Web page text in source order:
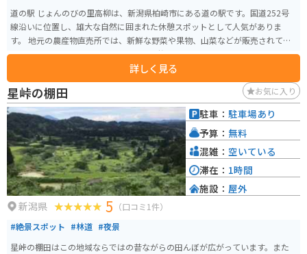
道の駅 じょんのびの里高柳は、新潟県柏崎市にある道の駅です。国道252号
線沿いに位置し、雄大な自然に囲まれた休憩スポットとして人気がありま
す。 地元の農産物直売所では、新鮮な野菜や果物、山菜などが販売されてお
り、お土産にもおすすめです。特に、高柳町特産の「とちおとめ」や「ル レ
クチエ」といったブランド苺は、甘みと酸味のバランスが良く、お土産に最
適です。 また、併設のレストランでは、地元の食材を使った料理を楽しむこ
とができます。おすすめは、手打ち蕎麦や山菜料理です。 バイクで訪れる場
合、道の駅には広い駐車場が完備されているので安心です。周辺には、美し
い渓谷美を眺められる「高柳グリーンパーク」や、温泉施設「じょんのび
館」など、観光スポットも充実しています。
詳しく見る
星峠の棚田 お気に入り
新潟県 5 （口コミ1件）
#絶景スポット #林道 #夜景
星峠の棚田はこの地域ならではの昔ながらの田んぼが広がっています。また
駐車： 駐車場あり
予算： 無料
混雑： 空いている
滞在： 1時間
施設： 屋外